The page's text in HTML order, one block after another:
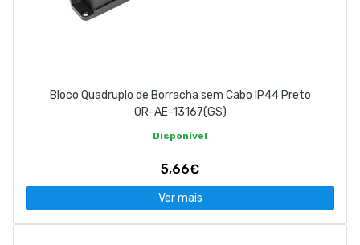
Bloco Quadruplo de Borracha sem Cabo IP44 Preto
OR-AE-13167(GS)
Disponível
5,66€
Ver mais